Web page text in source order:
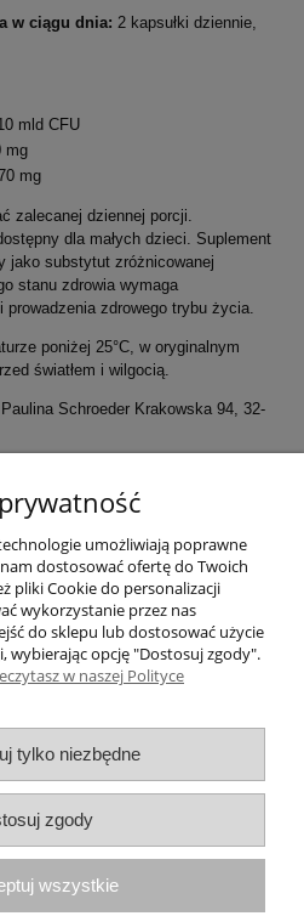
w ciągu dnia: 2 kapsułki dziennie,
mld CFU
mg
mg
zalecanej dziennej porcji.
dla małych dzieci. Suplement
jako substytut zróżnicowanej
stanu zdrowia wymaga
prowadzenia zdrowego trybu życia.
poniżej 25°C, w oryginalnym
światłem i wilgocią.
Schroeder Krakowska 94, 32-
konto
i dostawa
O nas
21 1050 1445
4895 6635
Medverita Group
umożliwiają poprawne
dostosować ofertę do Twoich
pliki Cookie do personalizacji
wykorzystanie przez nas
do sklepu lub dostosować użycie
wybierając opcję "Dostosuj zgody".
w naszej Polityce
tylko niezbędne
zgody
wszystkie